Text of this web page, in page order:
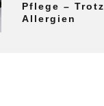
Pflege – Trotz
Allergien